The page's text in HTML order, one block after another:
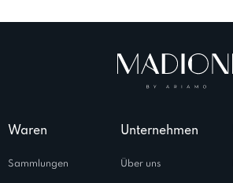
Waren
Sammlungen
Unternehmen
Über uns